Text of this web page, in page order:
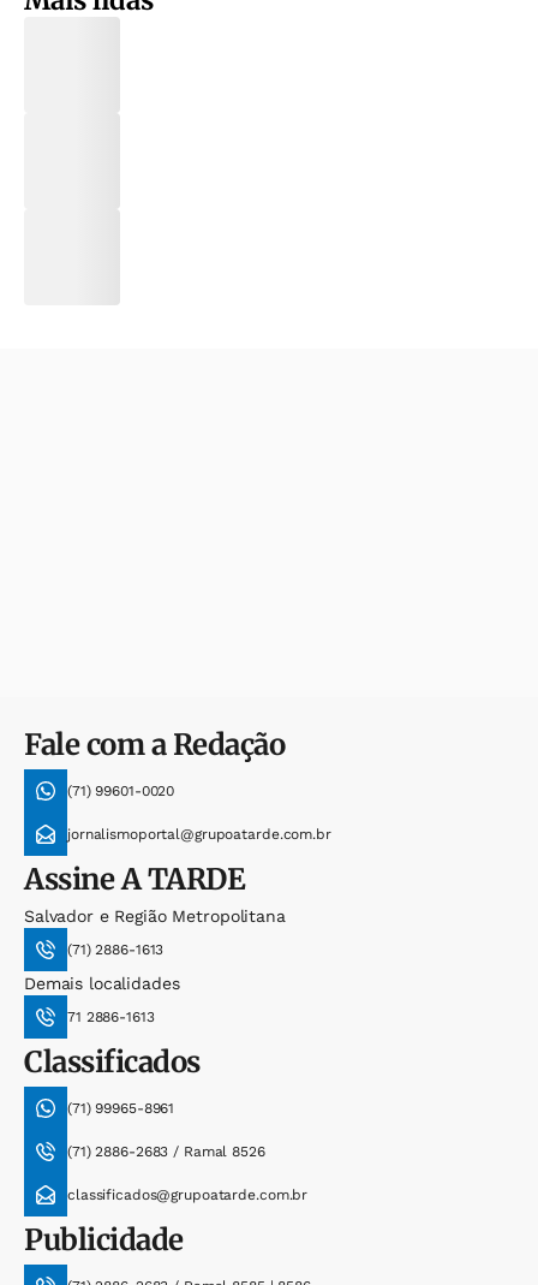
Fale com a Redação
(71) 99601-0020
jornalismoportal@grupoatarde.com.br
AssineA TARDE
Salvador e Região Metropolitana
(71) 2886-1613
Demais localidades
71 2886-1613
Classificados
(71) 99965-8961
(71) 2886-2683 / Ramal 8526
classificados@grupoatarde.com.br
Publicidade